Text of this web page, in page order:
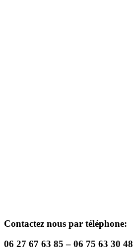
Contactez nous par téléphone:
06 27 67 63 85 – 06 75 63 30 48